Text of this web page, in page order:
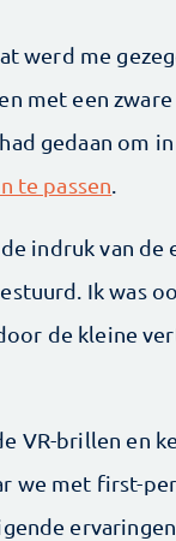
werd me
met een
gedaan om
te passen.
indruk van
Ik was
de kleine
VR-­brillen en
we met first-